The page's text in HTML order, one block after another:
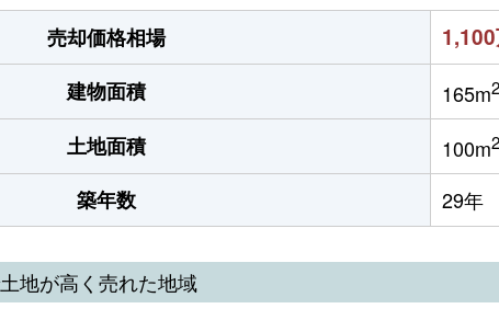
売却価格相場
建物面積 165m2
土地面積 100m2
築年数 29年
地が高く売れた地域